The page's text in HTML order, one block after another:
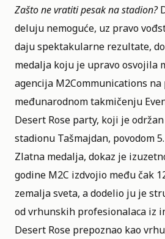
Zašto ne vratiti pesak na stadion?
deluju nemoguće, uz pravo
daju spektakularne rezultate,
medalja koju je upravo osvojila
agencija M2Communications na
međunarodnom takmičenju
Desert Rose party, koji je
stadionu Tašmajdan, povodom
Zlatna medalja, dokaz je
godine M2C izdvojio među čak
zemalja sveta, a dodelio ju je
od vrhunskih profesionalaca iz
Desert Rose prepoznao kao